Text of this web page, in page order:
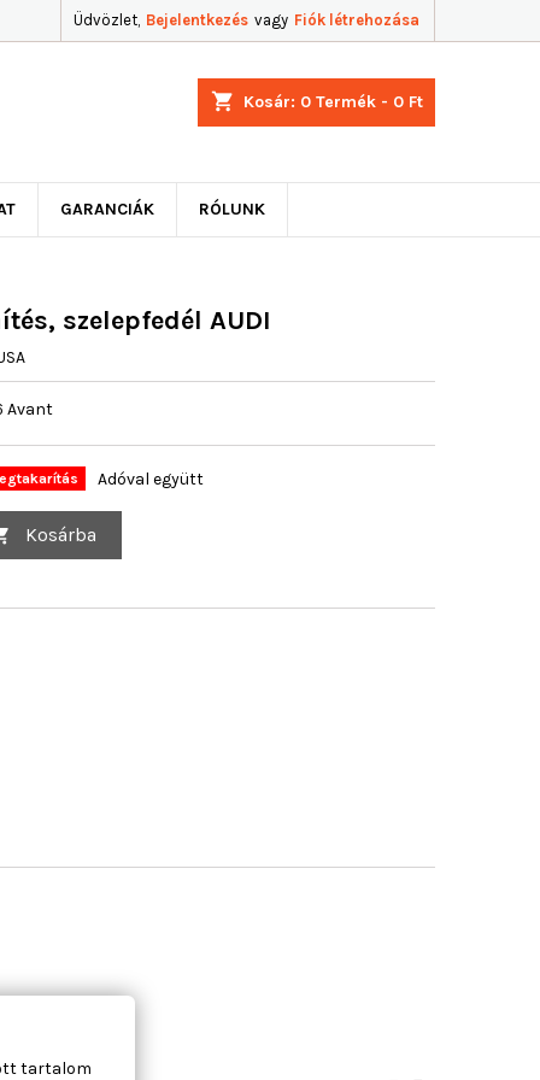
Üdvözlet, Bejelentkezés vagy Fiók létrehozása
shopping_cart Kosár: 0 Termék - 0 Ft
GARANCIÁK RÓLUNK
szelepfedél AUDI
Avant
Adóval együtt
Kosárba
tartalom